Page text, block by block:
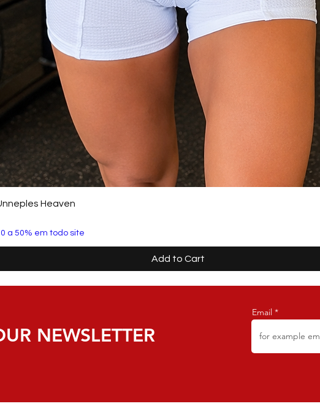
Heaven
a 50% em todo site
Add to Cart
NEWSLETTER
Email